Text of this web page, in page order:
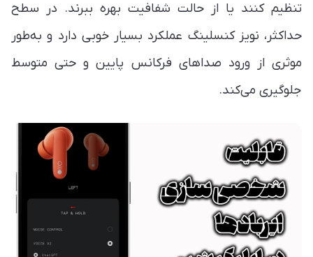
تنظیم کنند یا از حالت شفافیت بهره ببرند. در سطح
حداکثر، نویز کنسلینگ عملکرد بسیار خوبی دارد و به‌طور
موثری از ورود صداهای فرکانس پایین و حتی متوسط
جلوگیری می‌کند.